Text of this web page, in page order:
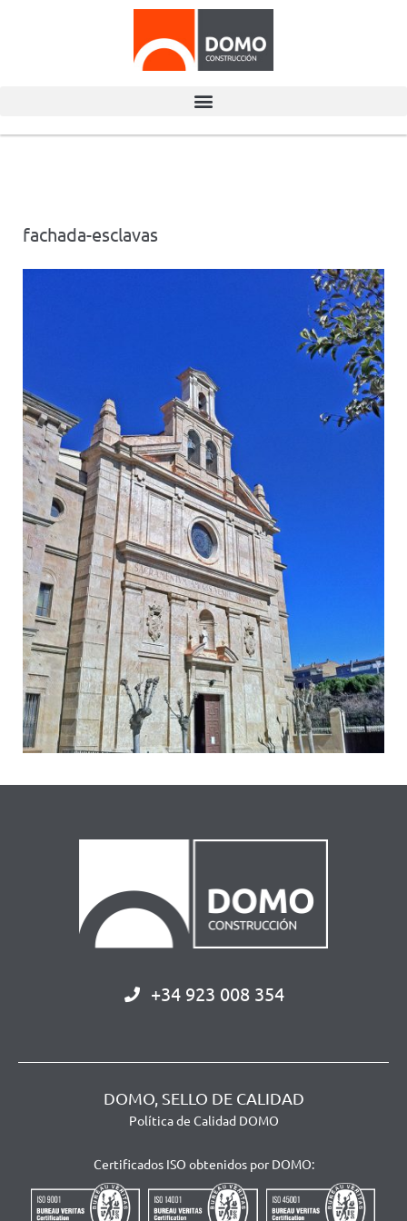
fachada-esclavas
+34 923 008 354
DOMO, SELLO DE CALIDAD
Política de Calidad DOMO
Certificados ISO obtenidos por DOMO: